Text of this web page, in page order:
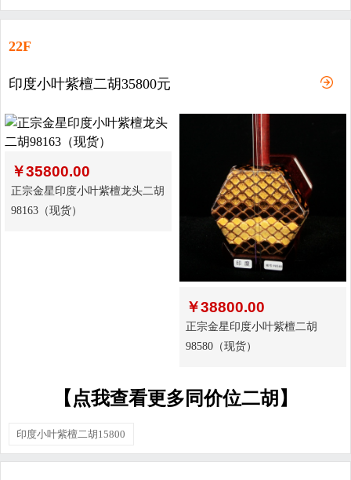
22F
印度小叶紫檀二胡35800元
￥35800.00
正宗金星印度小叶紫檀龙头二胡
98163（现货）
￥38800.00
正宗金星印度小叶紫檀二胡
98580（现货）
【点我查看更多同价位二胡】
印度小叶紫檀二胡15800